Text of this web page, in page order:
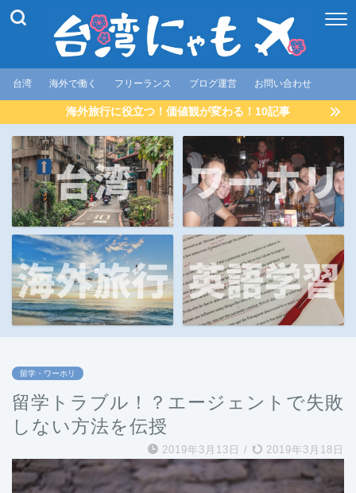
台湾 海外で働く フリーランス ブログ運営 お問い合わせ
海外旅行に役立つ！価値観が変わる！10記事
留学・ワーホリ
留学トラブル！？エージェントで失敗
しない方法を伝授
2019年3月13日 / 2019年3月18日